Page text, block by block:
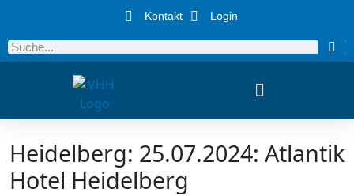
Kontakt Login
Heidelberg: 25.07.2024: Atlantik
Hotel Heidelberg